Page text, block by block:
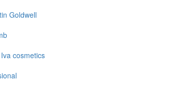
Goldwell
Iva cosmetics